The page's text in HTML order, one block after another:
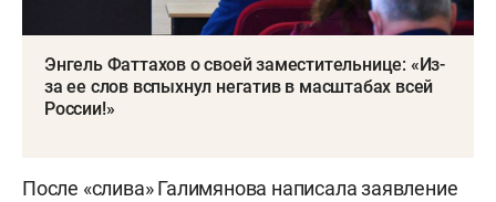
Энгель Фаттахов о своей заместительнице: «Из-
за ее слов вспыхнул негатив в масштабах всей
России!»
После «слива» Галимянова написалазаявление